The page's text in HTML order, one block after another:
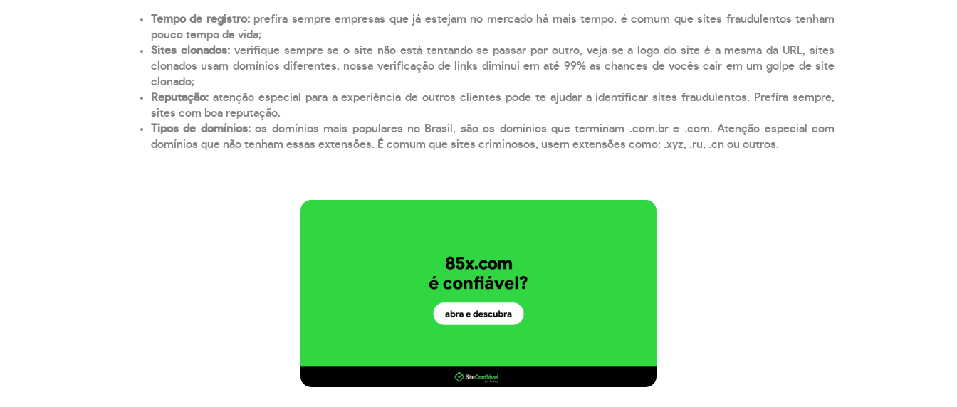
Tempo de registro: prefira sempre empresas que já estejam no mercado há mais tempo, é comum que sites fraudulentos tenham
pouco tempo de vida;
Sites clonados: verifique sempre se o site não está tentando se passar por outro, veja se a logo do site é a mesma da URL, sites
clonados usam domínios diferentes, nossa verificação de links diminui em até 99% as chances de vocês cair em um golpe de site
clonado;
Reputação: atenção especial para a experiência de outros clientes pode te ajudar a identificar sites fraudulentos. Prefira sempre,
sites com boa reputação.
Tipos de domínios:os domínios mais populares no Brasil, são os domínios que terminam .com.br e .com. Atenção especial com
domínios que não tenham essas extensões. É comum que sites criminosos, usem extensões como: .xyz, .ru, .cn ou outros.